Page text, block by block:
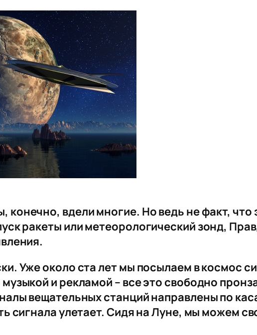
вдели многие. Но ведь не факт,
ракеты или метеорологический зонд,
Уже около ста лет мы посылаем в космос
и рекламой – все это свободно
вещательных станций направлены по
сигнала улетает. Сидя на Луне, мы можем